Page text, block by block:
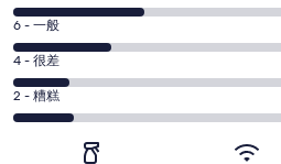
超
赞。
302
条
好
分
-
还
可
以。
6
分
-
一
般。
6 - 一般
4
分
-
4 - 很差
2
分
2 - 糟糕